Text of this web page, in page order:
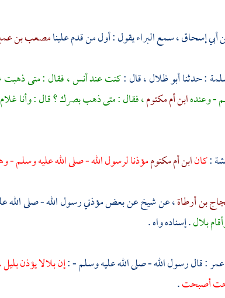
أبي إسحاق، سمعالبراءيقول : أول من قدم علينامصعب بن
: حدثناأبو ظلال، قال :كنت عندأنس، فقال : متى
- وعندهابن أم مكتوم، فقال : متى ذهب بصرك ؟ قال : وأنا غلام
:كانابن أم مكتوممؤذنا لرسول الله - صلى الله عليه وسلم -
بن أرطاة، عن شيخ عن بعض مؤذني رسول الله - صلى الله
بلال. إسناده واه .
: قال رسول الله - صلى الله عليه وسلم - :إنبلالايؤذن
أصبحت.